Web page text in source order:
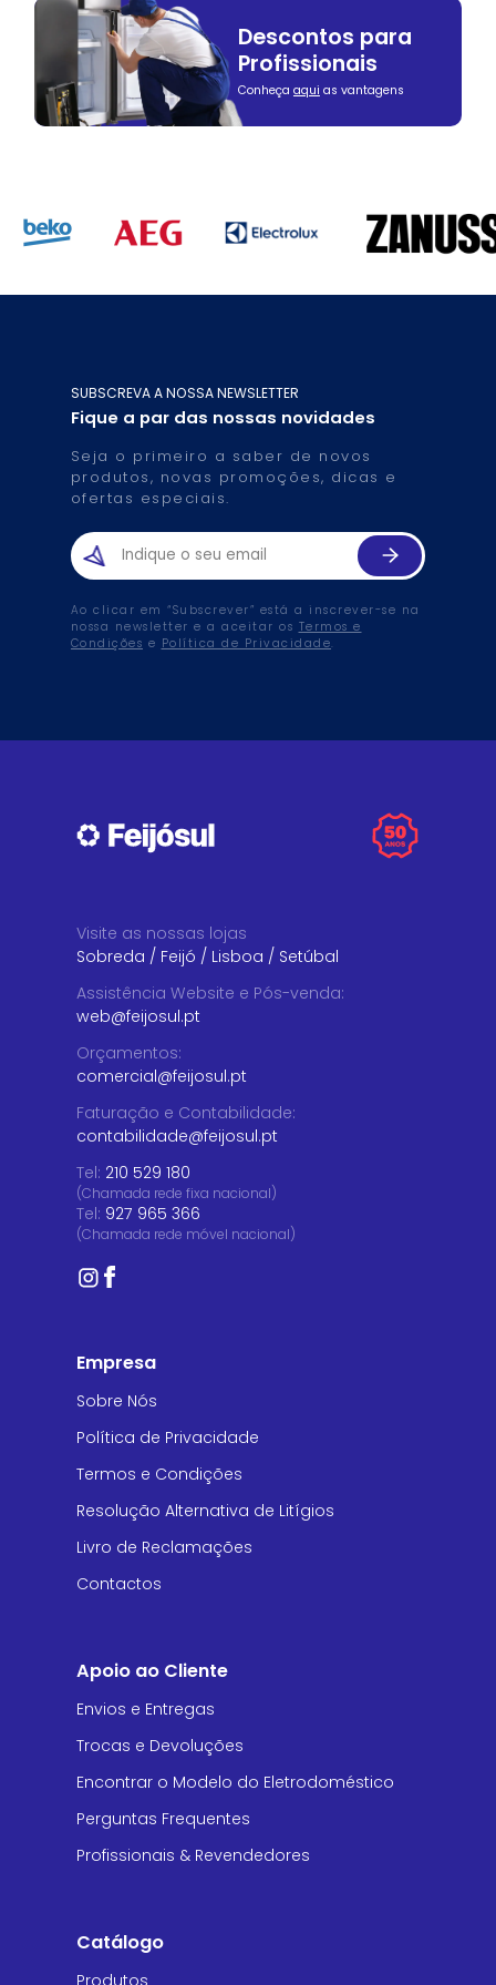
Descontos para
Profissionais
Conheça aqui as vantagens
SUBSCREVA A NOSSA NEWSLETTER
Fique a par das nossas novidades
Seja o primeiro a saber de novos
produtos, novas promoções, dicas e
ofertas especiais.
Ao clicar em “Subscrever” está a inscrever-se na
nossa newsletter e a aceitar os Termos e
Condições e Política de Privacidade.
Visite as nossas lojas
Sobreda / Feijó / Lisboa / Setúbal
Assistência Website e Pós-venda:
web@feijosul.pt
Orçamentos:
comercial@feijosul.pt
Faturação e Contabilidade:
contabilidade@feijosul.pt
Tel: 210 529 180
(Chamada rede fixa nacional)
Tel: 927 965 366
(Chamada rede móvel nacional)
Empresa
Sobre Nós
Política de Privacidade
Termos e Condições
Resolução Alternativa de Litígios
Livro de Reclamações
Contactos
Apoio ao Cliente
Envios e Entregas
Trocas e Devoluções
Encontrar o Modelo do Eletrodoméstico
Perguntas Frequentes
Profissionais & Revendedores
Catálogo